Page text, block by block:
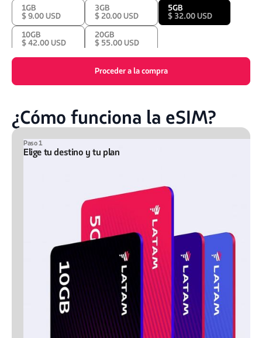
1GB
$ 9.00 USD
3GB
$ 20.00 USD
5GB
$ 32.00 USD
10GB
$ 42.00 USD
20GB
$ 55.00 USD
Proceder a la compra
¿Cómo funciona la eSIM?
Paso 1
Elige tu destino y tu plan